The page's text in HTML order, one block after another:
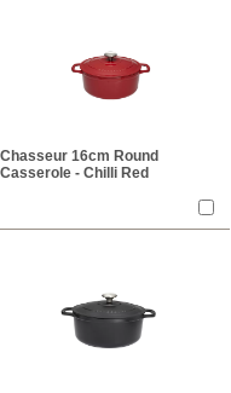
Chasseur 16cm Round
Casserole - Chilli Red